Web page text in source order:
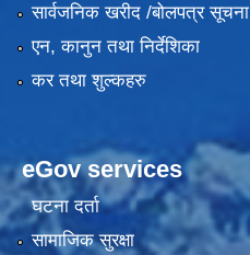
सार्वजनिक खरीद /बोलपत्र सूचना
एन, कानुन तथा निर्देशिका
कर तथा शुल्कहरु
eGov services
घटना दर्ता
सामाजिक सुरक्षा